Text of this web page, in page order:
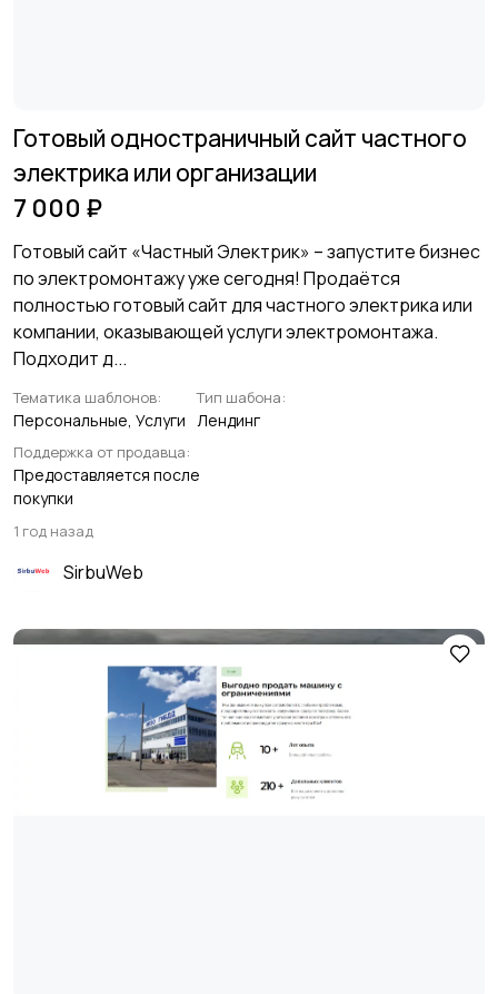
Готовый одностраничный сайт частного
электрика или организации
7 000 ₽
Готовый сайт «Частный Электрик» – запустите бизнес
по электромонтажу уже сегодня! Продаётся
полностью готовый сайт для частного электрика или
компании, оказывающей услуги электромонтажа.
Подходит д...
Тематика шаблонов:
Персональные, Услуги
Тип шабона:
Лендинг
Поддержка от продавца:
Предоставляется после
покупки
1 год назад
SirbuWeb